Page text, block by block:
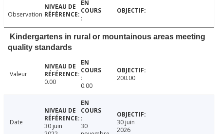
Observation
Kindergartens in rural or mountainous areas meeting
quality standards
Valeur
0.00
0.00
200.00
Date
30 juin
30
30 juin
2026